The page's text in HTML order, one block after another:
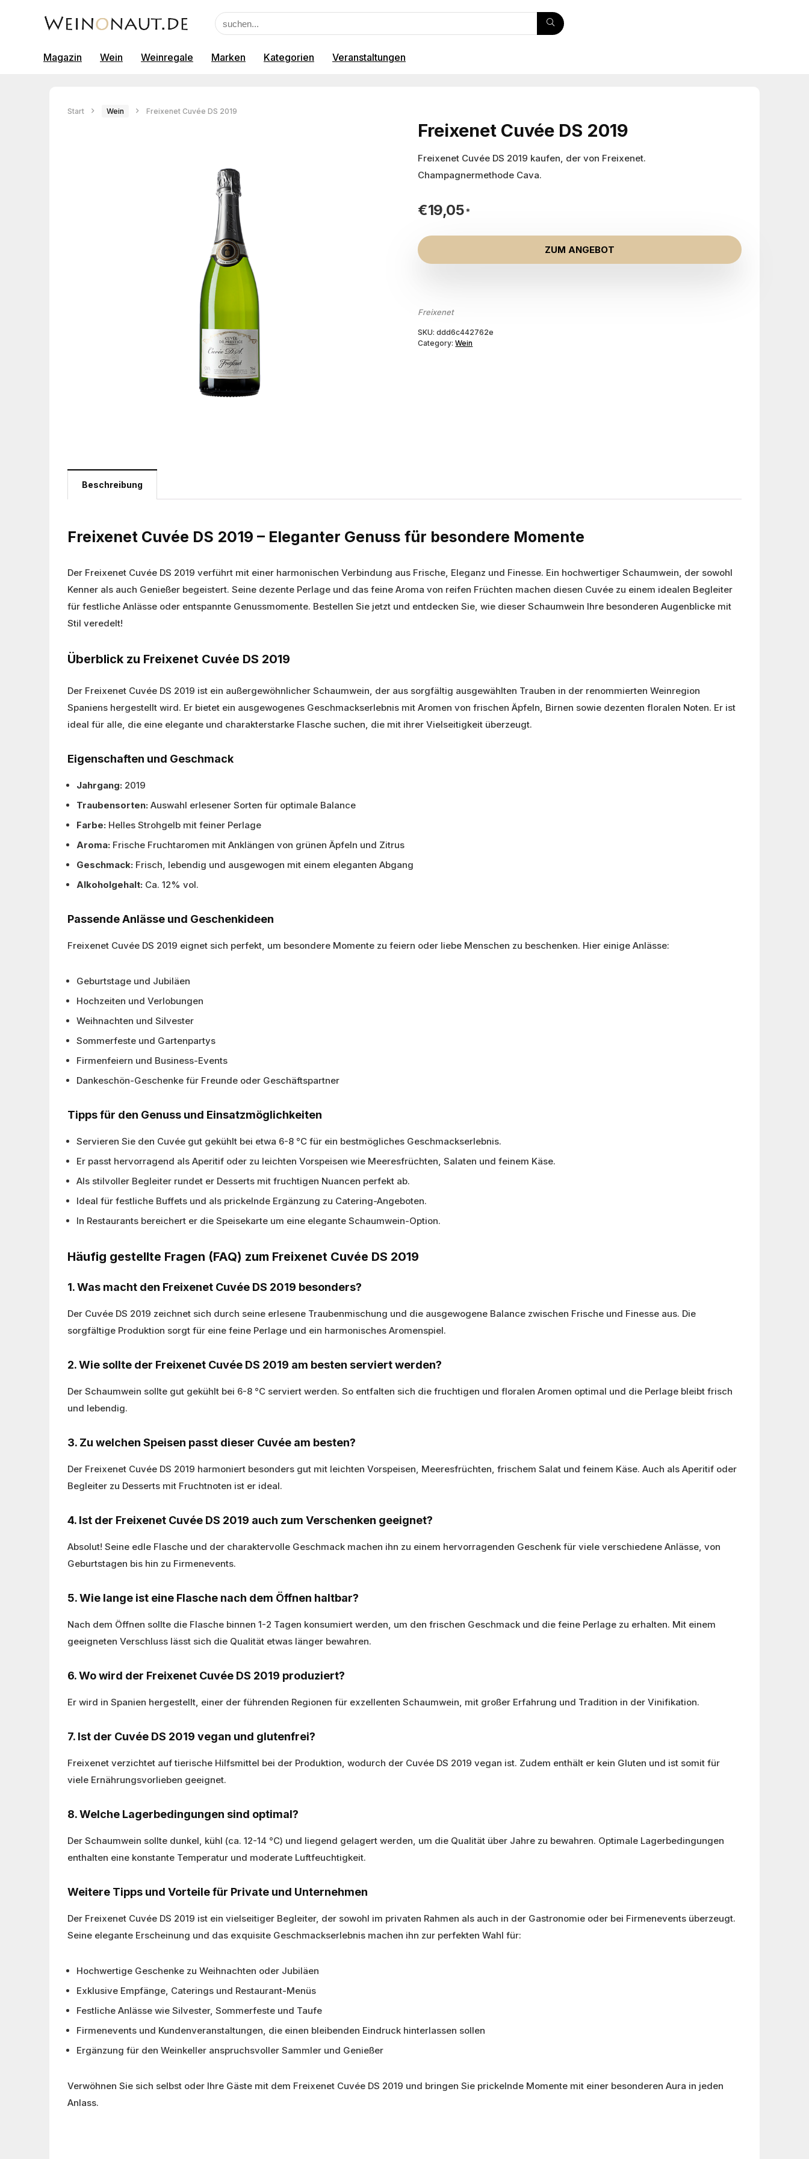
Magazin Wein Weinregale Marken Kategorien Veranstaltungen
Start Wein Freixenet Cuvée DS 2019
Freixenet Cuvée DS 2019
Freixenet Cuvée DS 2019 kaufen, der von Freixenet.
Champagnermethode Cava.
€19,05
ZUM ANGEBOT
Freixenet
SKU:ddd6c442762e
Category:Wein
Beschreibung
Freixenet Cuvée DS 2019 – Eleganter Genuss für besondere Momente
Der Freixenet Cuvée DS 2019 verführt mit einer harmonischen Verbindung aus Frische, Eleganz und Finesse. Ein hochwertiger Schaumwein, der sowohl
Kenner als auch Genießer begeistert. Seine dezente Perlage und das feine Aroma von reifen Früchten machen diesen Cuvée zu einem idealen Begleiter
für festliche Anlässe oder entspannte Genussmomente. Bestellen Sie jetzt und entdecken Sie, wie dieser Schaumwein Ihre besonderen Augenblicke mit
Stil veredelt!
Überblick zu Freixenet Cuvée DS 2019
Der Freixenet Cuvée DS 2019 ist ein außergewöhnlicher Schaumwein, der aus sorgfältig ausgewählten Trauben in der renommierten Weinregion
Spaniens hergestellt wird. Er bietet ein ausgewogenes Geschmackserlebnis mit Aromen von frischen Äpfeln, Birnen sowie dezenten floralen Noten. Er ist
ideal für alle, die eine elegante und charakterstarke Flasche suchen, die mit ihrer Vielseitigkeit überzeugt.
Eigenschaften und Geschmack
Jahrgang: 2019
Traubensorten: Auswahl erlesener Sorten für optimale Balance
Farbe: Helles Strohgelb mit feiner Perlage
Aroma: Frische Fruchtaromen mit Anklängen von grünen Äpfeln und Zitrus
Geschmack: Frisch, lebendig und ausgewogen mit einem eleganten Abgang
Alkoholgehalt: Ca. 12% vol.
Passende Anlässe und Geschenkideen
Freixenet Cuvée DS 2019 eignet sich perfekt, um besondere Momente zu feiern oder liebe Menschen zu beschenken. Hier einige Anlässe:
Geburtstage und Jubiläen
Hochzeiten und Verlobungen
Weihnachten und Silvester
Sommerfeste und Gartenpartys
Firmenfeiern und Business-Events
Dankeschön-Geschenke für Freunde oder Geschäftspartner
Tipps für den Genuss und Einsatzmöglichkeiten
Servieren Sie den Cuvée gut gekühlt bei etwa 6-8 °C für ein bestmögliches Geschmackserlebnis.
Er passt hervorragend als Aperitif oder zu leichten Vorspeisen wie Meeresfrüchten, Salaten und feinem Käse.
Als stilvoller Begleiter rundet er Desserts mit fruchtigen Nuancen perfekt ab.
Ideal für festliche Buffets und als prickelnde Ergänzung zu Catering-Angeboten.
In Restaurants bereichert er die Speisekarte um eine elegante Schaumwein-Option.
Häufig gestellte Fragen (FAQ) zum Freixenet Cuvée DS 2019
1. Was macht den Freixenet Cuvée DS 2019 besonders?
Der Cuvée DS 2019 zeichnet sich durch seine erlesene Traubenmischung und die ausgewogene Balance zwischen Frische und Finesse aus. Die
sorgfältige Produktion sorgt für eine feine Perlage und ein harmonisches Aromenspiel.
2. Wie sollte der Freixenet Cuvée DS 2019 am besten serviert werden?
Der Schaumwein sollte gut gekühlt bei 6-8 °C serviert werden. So entfalten sich die fruchtigen und floralen Aromen optimal und die Perlage bleibt frisch
und lebendig.
3. Zu welchen Speisen passt dieser Cuvée am besten?
Der Freixenet Cuvée DS 2019 harmoniert besonders gut mit leichten Vorspeisen, Meeresfrüchten, frischem Salat und feinem Käse. Auch als Aperitif oder
Begleiter zu Desserts mit Fruchtnoten ist er ideal.
4. Ist der Freixenet Cuvée DS 2019 auch zum Verschenken geeignet?
Absolut! Seine edle Flasche und der charaktervolle Geschmack machen ihn zu einem hervorragenden Geschenk für viele verschiedene Anlässe, von
Geburtstagen bis hin zu Firmenevents.
5. Wie lange ist eine Flasche nach dem Öffnen haltbar?
Nach dem Öffnen sollte die Flasche binnen 1-2 Tagen konsumiert werden, um den frischen Geschmack und die feine Perlage zu erhalten. Mit einem
geeigneten Verschluss lässt sich die Qualität etwas länger bewahren.
6. Wo wird der Freixenet Cuvée DS 2019 produziert?
Er wird in Spanien hergestellt, einer der führenden Regionen für exzellenten Schaumwein, mit großer Erfahrung und Tradition in der Vinifikation.
7. Ist der Cuvée DS 2019 vegan und glutenfrei?
Freixenet verzichtet auf tierische Hilfsmittel bei der Produktion, wodurch der Cuvée DS 2019 vegan ist. Zudem enthält er kein Gluten und ist somit für
viele Ernährungsvorlieben geeignet.
8. Welche Lagerbedingungen sind optimal?
Der Schaumwein sollte dunkel, kühl (ca. 12-14 °C) und liegend gelagert werden, um die Qualität über Jahre zu bewahren. Optimale Lagerbedingungen
enthalten eine konstante Temperatur und moderate Luftfeuchtigkeit.
Weitere Tipps und Vorteile für Private und Unternehmen
Der Freixenet Cuvée DS 2019 ist ein vielseitiger Begleiter, der sowohl im privaten Rahmen als auch in der Gastronomie oder bei Firmenevents überzeugt.
Seine elegante Erscheinung und das exquisite Geschmackserlebnis machen ihn zur perfekten Wahl für:
Hochwertige Geschenke zu Weihnachten oder Jubiläen
Exklusive Empfänge, Caterings und Restaurant-Menüs
Festliche Anlässe wie Silvester, Sommerfeste und Taufe
Firmenevents und Kundenveranstaltungen, die einen bleibenden Eindruck hinterlassen sollen
Ergänzung für den Weinkeller anspruchsvoller Sammler und Genießer
Verwöhnen Sie sich selbst oder Ihre Gäste mit dem Freixenet Cuvée DS 2019 und bringen Sie prickelnde Momente mit einer besonderen Aura in jeden
Anlass.